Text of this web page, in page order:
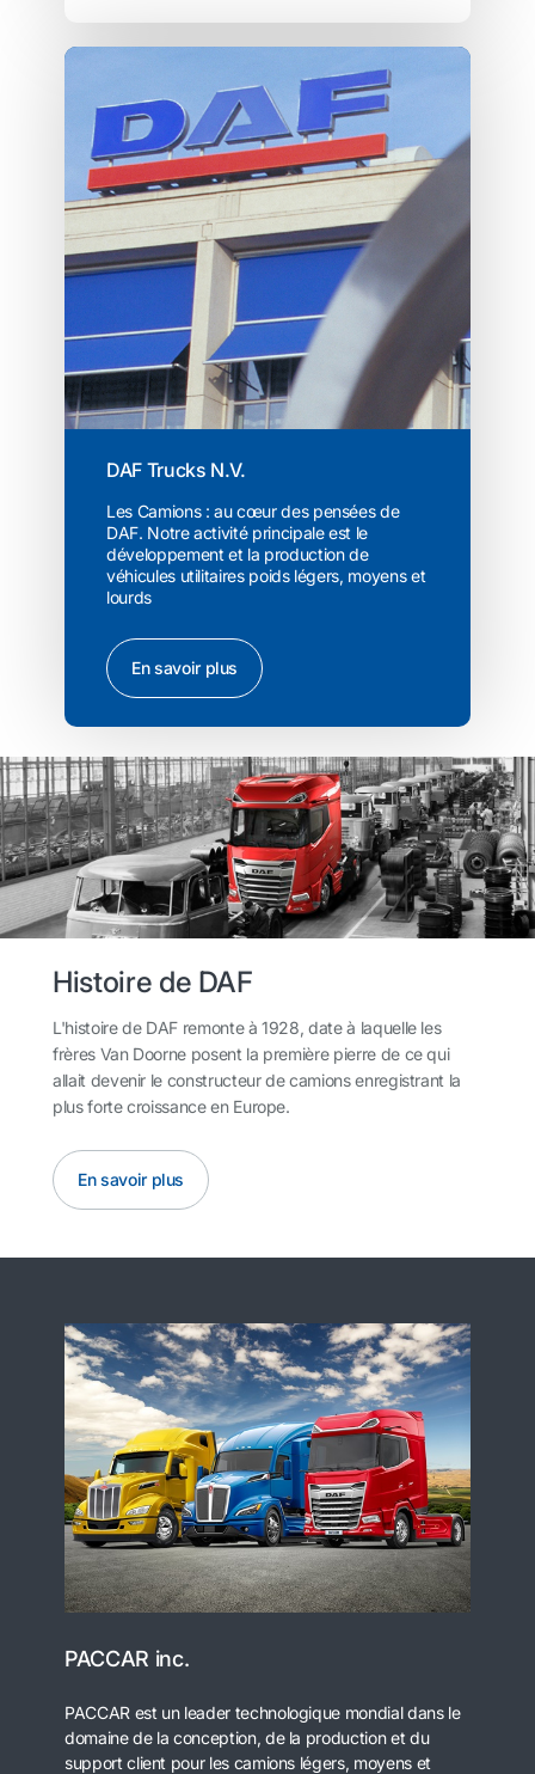
DAF Trucks N.V.
Les Camions : au cœur des pensées de
DAF. Notre activité principale est le
développement et la production de
véhicules utilitaires poids légers, moyens et
lourds
En savoir plus
Histoire de DAF
L'histoire de DAF remonte à 1928, date à laquelle les
frères Van Doorne posent la première pierre de ce qui
allait devenir le constructeur de camions enregistrant la
plus forte croissance en Europe.
En savoir plus
PACCAR inc.
PACCAR est un leader technologique mondial dans le
domaine de la conception, de la production et du
support client pour les camions légers, moyens et